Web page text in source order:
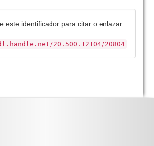
este identificador para citar o enlazar
20.500.12104/20804